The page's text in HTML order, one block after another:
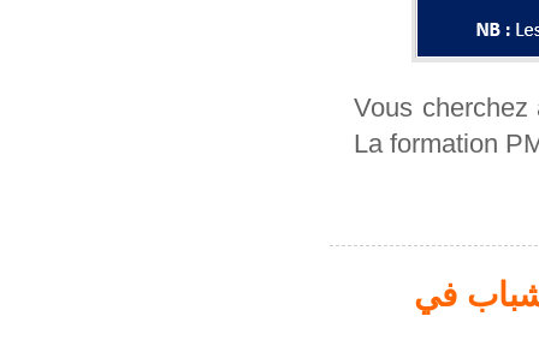
Vous
La formation
في